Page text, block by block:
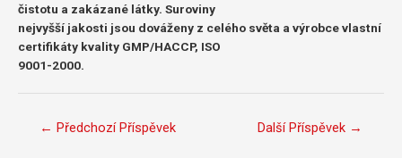
čistotu a zakázané látky. Suroviny
nejvyšší jakosti jsou dováženy z celého světa a výrobce vlastní
certifikáty kvality GMP/HACCP, ISO
9001-2000.
Navigace
← Předchozí Příspěvek Další Příspěvek →